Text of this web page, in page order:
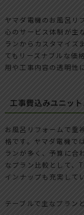
ヤマダ電機のお風呂リ
心のサービス体制が主
ランからカスタマイズ
てもリーズナブルな価
用や工事内容の透明性
工事費込みユニッ
お風呂リフォームで重
格です。ヤマダ電機で
ランが多く、予算に合
なプラン比較として、
インナップも充実して
テーブルで主なプラン